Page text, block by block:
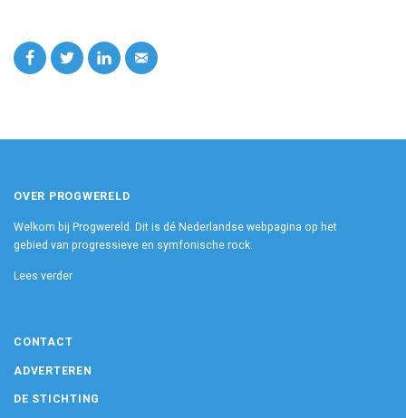
OVER PROGWERELD
Welkom bij Progwereld. Dit is dé Nederlandse webpagina op het
gebied van progressieve en symfonische rock.
Lees verder
CONTACT
ADVERTEREN
DE STICHTING